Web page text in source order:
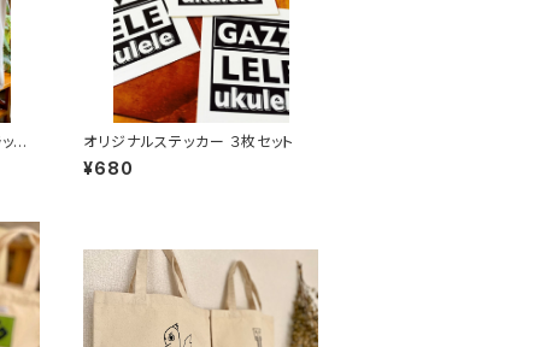
ク
オリジナルステッカー ３枚セット
¥680